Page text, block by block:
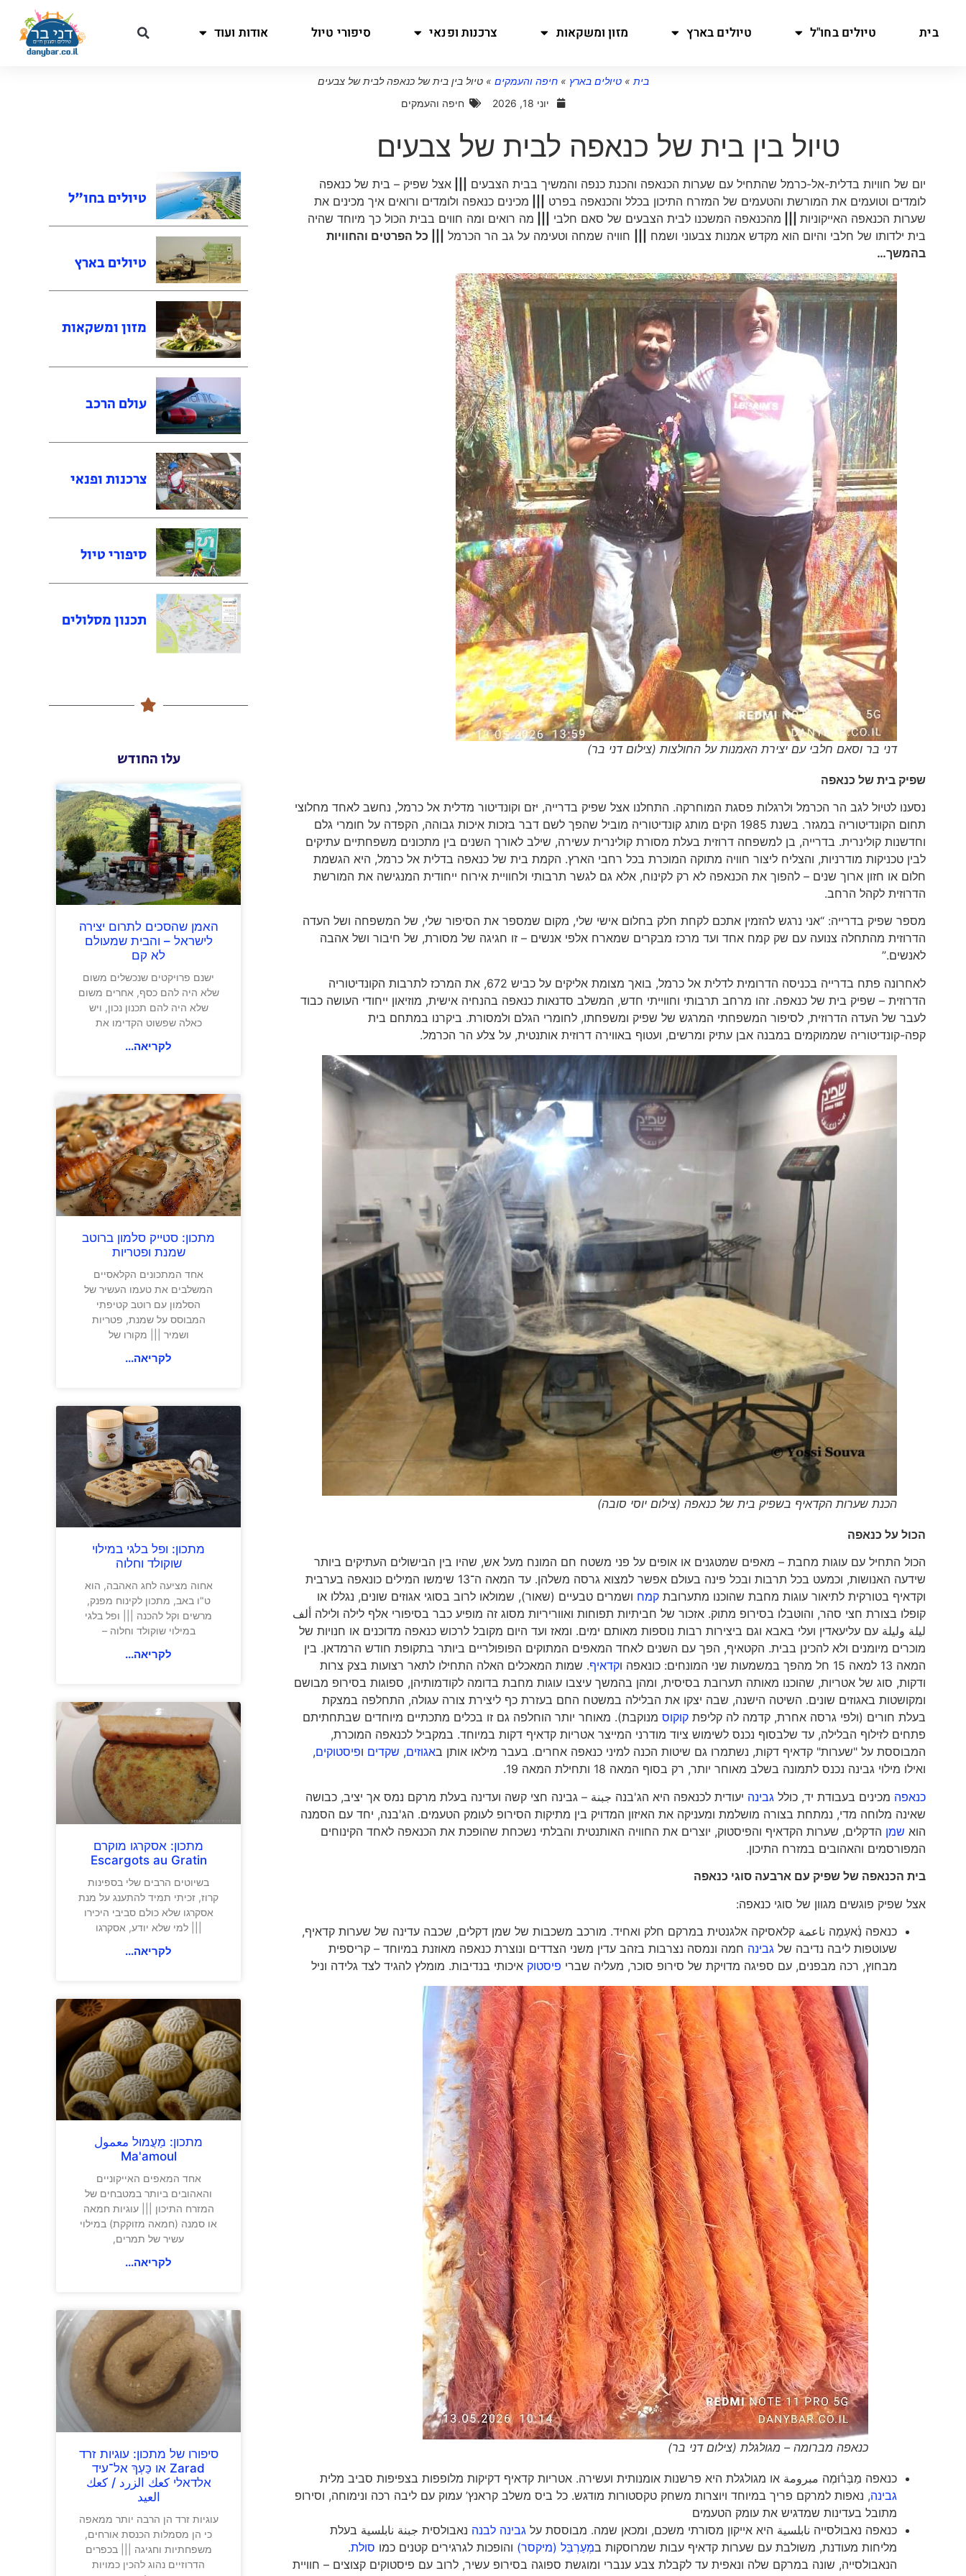
בית טיולים בחו"ל טיולים בארץ מזון ומשקאות צרכנות ופנאי סיפורי טיול אודות ועוד
בית »טיולים בארץ »חיפה והעמקים »טיול בין בית של כנאפה לבית של צבעים
יוני 18, 2026
חיפה והעמקים
טיול בין בית של כנאפה לבית של צבעים
יום של חוויות בדלית-אל-כרמל שהתחיל עם שערות הכנאפה והכנת כנפה והמשיך בבית הצבעים |||אצל שפיק – בית של כנאפה
לומדים וטועמים את המורשת והטעמים של המזרח התיכון בכלל והכנאפה בפרט
מכינים כנאפה ולומדים ורואים איך מכינים את
שערות הכנאפה האייקוניות
מהכנאפה המשכנו לבית הצבעים של סאם חלבי
מה רואים ומה חווים בבית הכול כך מיוחד שהיה
בית ילדותו של חלבי והיום הוא מקדש אמנות צבעוני ושמח
חוויה שמחה וטעימה על גב הר הכרמל
||| כל הפרטים והחוויות
בהמשך…
דני בר וסאם חלבי עם יצירת האמנות על החולצות (צילום דני בר)
שפיק בית של כנאפה
נסענו לטיול לגב הר הכרמל ולרגלות פסגת המוחרקה. התחלנו אצל שפיק בדרייה, יזם וקונדיטור מדלית אל כרמל, נחשב לאחד מחלוצי
תחום הקונדיטוריה במגזר. בשנת 1985 הקים מותג קונדיטוריה מוביל שהפך לשם דבר בזכות איכות גבוהה, הקפדה על חומרי גלם
וחדשנות קולינרית. בדרייה, בן למשפחה דרוזית בעלת מסורת קולינרית עשירה, שילב לאורך השנים בין מתכונים משפחתיים עתיקים
לבין טכניקות מודרניות, והצליח ליצור חוויה מתוקה המוכרת בכל רחבי הארץ. הקמת בית של כנאפה בדלית אל כרמל, היא הגשמת
חלום או חזון ארוך שנים – להפוך את הכנאפה לא רק לקינוח, אלא גם לגשר תרבותי ולחוויית אירוח ייחודית המנגישה את המורשת
הדרוזית לקהל הרחב.
מספר שפיק בדרייה: “אני נרגש להזמין אתכם לקחת חלק בחלום אישי שלי, מקום שמספר את הסיפור שלי, של המשפחה ושל העדה
הדרוזית מהתחלה צנועה עם שק קמח אחד ועד מרכז מבקרים שמארח אלפי אנשים – זו חגיגה של מסורת, של חיבור ושל אהבה
לאנשים.”
לאחרונה פתח בדרייה בכניסה הדרומית לדלית אל כרמל, בואך מצומת אליקים על כביש 672, את המרכז לתרבות הקונדיטוריה
הדרוזית – שפיק בית של כנאפה. זהו מרחב תרבותי וחווייתי חדש, המשלב סדנאות כנאפה בהנחיה אישית, מוזיאון ייחודי העושה כבוד
לעבר של העדה הדרוזית, לסיפור המשפחתי המרגש של שפיק ומשפחתו, לחומרי הגלם ולמסורת. ביקרנו במתחם בית
קפה-קונדיטוריה שממוקמים במבנה אבן עתיק ומרשים, ועטוף באווירה דרוזית אותנטית, על צלע הר הכרמל.
הכנת שערות הקדאיף בשפיק בית של כנאפה (צילום יוסי סובה)
הכול על כנאפה
הכול התחיל עם עוגות מחבת – מאפים שמטגנים או אופים על פני משטח חם המונח מעל אש, שהיו בין הבישולים העתיקים ביותר
שידעה האנושות, וכמעט בכל תרבות ובכל פינה בעולם אפשר למצוא גרסה משלהן. עד המאה ה־13 שימשו המילים כונאפה בערבית
וקדאיף בטורקית לתיאור עוגות מחבת שהוכנו מתערובתקמח ושמרים טבעיים (שאור), שמולאו לרוב בסוגי אגוזים שונים, נגללו או
קופלו בצורת חצי סהר, והוטּבלו בסירופ מתוק. אזכור של חביתיות תפוחות ואווריריות מסוג זה מופיע כבר בסיפורי אלף לילה ולילה ألف
ليلة وليلة עם עליעאדין ועלי באבא וגם ביצירות רבות נוספות מאותם ימים. ומאז ועד היום מקובל לרכוש כנאפה מדוכנים או חנויות של
מוכרים מיומנים ולא להכינן בבית. הקטאיף, הפך עם השנים לאחד המאפים המתוקים הפופולריים ביותר בתקופת חודש הרמדאן. בין
המאה 13 למאה 15 חל מהפך במשמעות שני המונחים: כונאפה ו
קדאיף. שמות המאכלים האלה התחילו לתאר רצועות בצק צרות
ודקות, סוג של אטריות, שהוכנו מאותה תערובת בסיסית, ומהן בהמשך עיצבו עוגות מחבת בדומה לקודמותיהן, ספוגות בסירופ מבושם
ומקושטות באגוזים שונים. השיטה הישנה, שבה יצקו את הבלילה במשטח החם בעזרת כף ליצירת צורה עגולה, התחלפה במצקת
בעלת חורים (ולפי גרסה אחרת, קדמה לה קליפתקוקוס מנוקבת). מאוחר יותר הוחלפה גם זו בכלים מתכתיים מיוחדים שבתחתיתם
פתחים לזילוף הבלילה, עד שלבסוף נכנס לשימוש ציוד מודרני המייצר אטריות קדאיף דקות במיוחד. במקביל לכנאפה המוכרת,
המבוססת על "שערות" קדאיף דקות, נשתמרו גם שיטות הכנה למיני כנאפה אחרים. בעבר מילאו אותן באגוזים, שקדים ופיסטוקים,
ואילו מילוי גבינה נכנס לתמונה בשלב מאוחר יותר, רק בסוף המאה 18 ותחילת המאה 19.
כנאפה מכינים בעבודת יד, כולל גבינה יעודית לכנאפה היא הג'בנה جبنة – גבינה חצי קשה ועדינה בעלת מרקם נמס אך יציב, כבושה
שאינה מלוחה מדי, נמתחת בצורה מושלמת ומעניקה את האיזון המדויק בין מתיקות הסירופ לעומק הטעמים. הג'בנה, יחד עם הסמנה
הוא שמן הדקלים, שערות הקדאיף והפיסטוק, יוצרים את החוויה האותנטית והבלתי נשכחת שהופכת את הכנאפה לאחד הקינוחים
המפורסמים והאהובים במזרח התיכון.
בית הכנאפה של שפיק עם ארבעה סוגי כנאפה
אצל שפיק פוגשים מגוון של סוגי כנאפה:
כנאפה נַ֫אעְמֶה ناعمة קלאסיקה אלגנטית במרקם חלק ואחיד. מורכב משכבות של שמן דקלים, שכבה עדינה של שערות קדאיף,
שעוטפות ליבה נדיבה של גבינה חמה ונמסה נצרבות בזהב עדין משני הצדדים ונוצרת כנאפה מאוזנת במיוחד – קריספית
מבחוץ, רכה מבפנים, עם ספיגה מדויקת של סירופ סוכר, מעליה שברי פיסטוק איכותי בנדיבות. מומלץ להגיד לצד גלידה וניל
כנאפה מברומה – מגולגלת (צילום דני בר)
כנאפה מַבְּר֫וּמֶה مبرومة או מגולגלת היא פרשנות אומנותית ועשירה. אטריות קדאיף דקיקות מלופפות בצפיפות סביב מלית
גבינה, נאפות למרקם פריך במיוחד ויוצרות משחק טקסטורות מודגש. כל ביס משלב קראנץ’ עמוק עם ליבה רכה ונימוחה, וסירופ
מתובל בעדינות שמדגיש את עומק הטעמים
כנאפה נאבולסייה نابلسية היא אייקון מסורתי משכם, ומכאן שמה. מבוססת על גבינה לבנה נאבולסית جبنة نابلسية בעלת
מליחות מעודנת, משולבת עם שערות קדאיף עבות שמרוסקות במְעַרְבֵּל (מיקסר) והופכות לגרגירים קטנים כמו סולת.
הנאבולסייה, שונה במרקם שלה ונאפית עד לקבלת צבע ענברי ומוגשת ספוגה בסירופ עשיר, לרוב עם פיסטוקים קצוצים – חוויית
טיולים בחו"ל
טיולים בארץ
מזון ומשקאות
עולם הרכב
צרכנות ופנאי
סיפורי טיול
תכנון מסלולים
עלו החודש
האמן שהסכים לתרום יצירה
לישראל – והבית שמעולם
לא קם
ישנם פרויקטים שנכשלים משום
שלא היה להם כסף, אחרים משום
שלא היה להם תכנון נכון, ויש
כאלה שפשוט הקדימו את
לקריאה...
מתכון: סטייק סלמון ברוטב
שמנת ופטריות
אחד המתכונים הקלאסיים
המשלבים את טעמו העשיר של
הסלמון עם רוטב קטיפתי
המבוסס על שמנת, פטריות
ושמיר ||| מקורו של
לקריאה...
מתכון: ופל בלגי במילוי
שוקולד וחלוה
אחוה מציעה לחג האהבה, הוא
ט"ו באב, מתכון לקינוח מפנק,
מרשים וקל להכנה ||| ופל בלגי
במילוי שוקולד וחלוה –
לקריאה...
מתכון: אסקרגו מוקרם
Escargots au Gratin
בשיוטים הרבים שלי בספינות
קרוז, זכיתי תמיד להתענג על מנת
אסקרגו שלא כולם סביבי היכירו
||| למי שלא יודע, אסקרגו
לקריאה...
מתכון: מַעֲמוּל معمول
Ma'amoul
אחד המאפים האייקוניים
והאהובים ביותר במטבחים של
המזרח התיכון ||| עוגיות חמאה
או סמנה (חמאה מזוקקת) במילוי
עשיר של תמרים,
לקריאה...
סיפורו של מתכון: עוגיות זרד
Zarad או כַּעְךְ אל־עיד
אלדאלי كعك الزرد / كعك
العيد
עוגיות זרד הן הרבה יותר ממאפה
כי הן מסמלות הכנסת אורחים,
משפחתיות וחגיגה ||| בכפרים
הדרוזיים נהוג להכין כמויות